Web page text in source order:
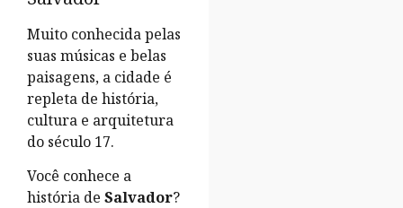
Muito conhecida pelas
suas músicas e belas
paisagens, a cidade é
repleta de história,
cultura e arquitetura
do século 17.
Você conhece a
história de Salvador?